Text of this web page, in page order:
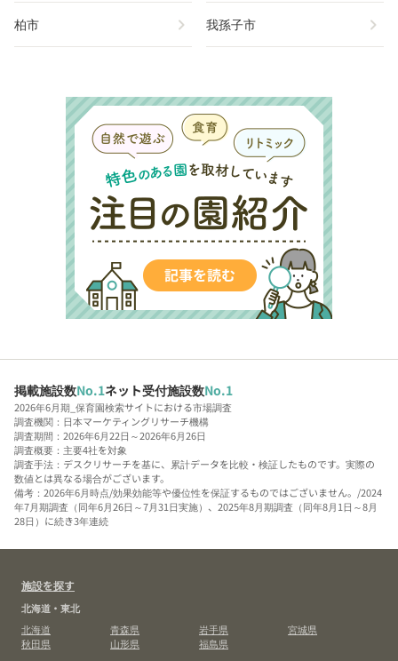
柏市 chevron_right 我孫子市 chevron_right
掲載施設数No.1ネット受付施設数No.1
2026年6月期_保育園検索サイトにおける市場調査
調査機関：日本マーケティングリサーチ機構
調査期間：2026年6月22日～2026年6月26日
調査概要：主要4社を対象
調査手法：デスクリサーチを基に、累計データを比較・検証したものです。実際の
数値とは異なる場合がございます。
備考：2026年6月時点/効果効能等や優位性を保証するものではございません。/2024
年7月期調査（同年6月26日～7月31日実施）、2025年8月期調査（同年8月1日～8月
28日）に続き3年連続
施設を探す
北海道・東北
北海道
青森県 岩手県
宮城県
秋田県
山形県
福島県